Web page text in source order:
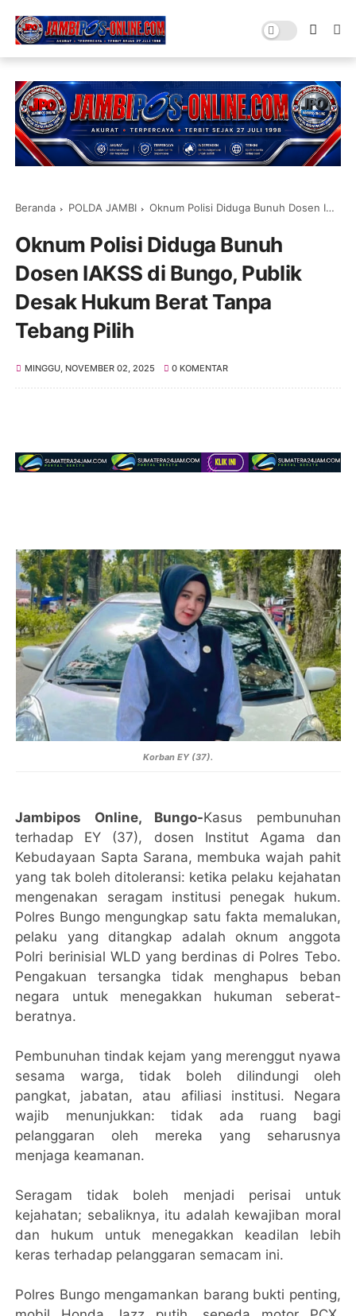
Beranda POLDA JAMBI Oknum Polisi Diduga Bunuh Dosen IAKSS di Bungo, Publik Desak Hukum Berat Tanpa Tebang Pilih
Oknum Polisi Diduga Bunuh
Dosen IAKSS di Bungo, Publik
Desak Hukum Berat Tanpa
Tebang Pilih
MINGGU, NOVEMBER 02, 2025 0 KOMENTAR
Korban EY (37).
Jambipos Online, Bungo-Kasus pembunuhan
terhadap EY (37), dosen Institut Agama dan
Kebudayaan Sapta Sarana, membuka wajah pahit
yang tak boleh ditoleransi: ketika pelaku kejahatan
mengenakan seragam institusi penegak hukum.
Polres Bungo mengungkap satu fakta memalukan,
pelaku yang ditangkap adalah oknum anggota
Polri berinisial WLD yang berdinas di Polres Tebo.
Pengakuan tersangka tidak menghapus beban
negara untuk menegakkan hukuman seberat-
beratnya.
Pembunuhan tindak kejam yang merenggut nyawa
sesama warga, tidak boleh dilindungi oleh
pangkat, jabatan, atau afiliasi institusi. Negara
wajib menunjukkan: tidak ada ruang bagi
pelanggaran oleh mereka yang seharusnya
menjaga keamanan.
Seragam tidak boleh menjadi perisai untuk
kejahatan; sebaliknya, itu adalah kewajiban moral
dan hukum untuk menegakkan keadilan lebih
keras terhadap pelanggaran semacam ini.
Polres Bungo mengamankan barang bukti penting,